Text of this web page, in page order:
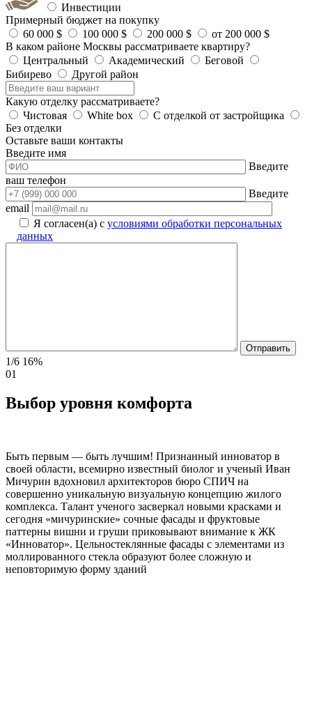
Инвестиции
Примерный бюджет на покупку
60 000 $
100 000 $ 200 000 $
от 200 000 $
В каком районе Москвы рассматриваете квартиру?
Центральный
Академический
Беговой
Бибирево
Другой район
Какую отделку рассматриваете?
Чистовая
White box
С отделкой от застройщика
Без отделки
Оставьте ваши контакты
Введите имя
Введите
ваш телефон
Введите
email
Я согласен(а) с условиями обработки персональных
данных
1/6 16%
01
Выбор уровня комфорта
Быть первым — быть лучшим! Признанный инноватор в
своей области, всемирно известный биолог и ученый Иван
Мичурин вдохновил архитекторов бюро СПИЧ на
совершенно уникальную визуальную концепцию жилого
комплекса. Талант ученого засверкал новыми красками и
сегодня «мичуринские» сочные фасады и фруктовые
паттерны вишни и груши приковывают внимание к ЖК
«Инноватор». Цельностеклянные фасады с элементами из
моллированного стекла образуют более сложную и
неповторимую форму зданий